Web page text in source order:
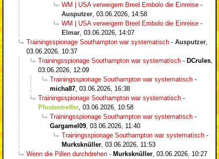
WM | USA verweigern Breel Embolo die Einreise -
Ausputzer, 03.06.2026, 14:58
WM | USA verweigern Breel Embolo die Einreise -
Elmar, 03.06.2026, 14:07
Trainingsspionage Southampton war systematisch - Ausputzer,
03.06.2026, 10:37
Trainingsspionage Southampton war systematisch - DCrules,
03.06.2026, 12:09
Trainingsspionage Southampton war systematisch -
micha87, 03.06.2026, 16:38
Trainingsspionage Southampton war systematisch -
Pfostentreffer, 03.06.2026, 10:58
Trainingsspionage Southampton war systematisch -
Gargamel09, 03.06.2026, 11:40
Trainingsspionage Southampton war systematisch -
Murksknüller, 03.06.2026, 11:53
Wenn die Pillen durchdrehen - Murksknüller, 03.06.2026, 10:27